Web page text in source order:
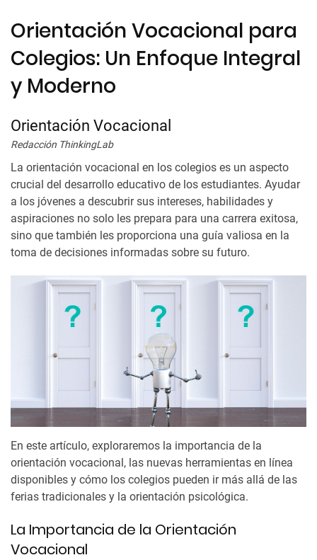
Orientación Vocacional para
Colegios: Un Enfoque Integral
y Moderno
Orientación Vocacional
Redacción ThinkingLab
La orientación vocacional en los colegios es un aspecto
crucial del desarrollo educativo de los estudiantes. Ayudar
a los jóvenes a descubrir sus intereses, habilidades y
aspiraciones no solo les prepara para una carrera exitosa,
sino que también les proporciona una guía valiosa en la
toma de decisiones informadas sobre su futuro.
En este artículo, exploraremos la importancia de la
orientación vocacional, las nuevas herramientas en línea
disponibles y cómo los colegios pueden ir más allá de las
ferias tradicionales y la orientación psicológica.
La Importancia de la Orientación
Vocacional